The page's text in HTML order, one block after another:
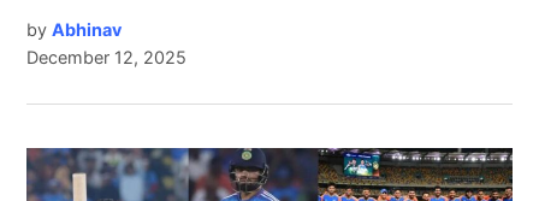
by Abhinav
December 12, 2025